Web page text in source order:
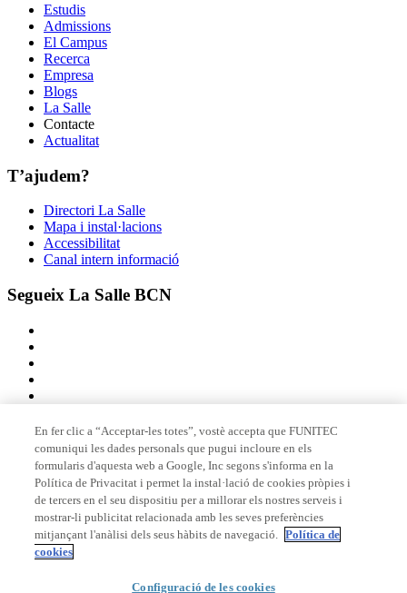
Estudis
Admissions
El Campus
Recerca
Empresa
Blogs
La Salle
Contacte
Actualitat
T’ajudem?
Directori La Salle
Mapa i instal·lacions
Accessibilitat
Canal intern informació
Segueix La Salle BCN
Membre de
Acreditacions
© 2026 La Salle Campus Barcelona - URL |Avís legal
En fer clic a “Acceptar-les totes”, vostè accepta que FUNITEC
comuniqui les dades personals que pugui incloure en els
formularis d'aquesta web a Google, Inc segons s'informa en la
Política de Privacitat i permet la instal·lació de cookies pròpies i
de tercers en el seu dispositiu per a millorar els nostres serveis i
mostrar-li publicitat relacionada amb les seves preferències
mitjançant l'anàlisi dels seus hàbits de navegació. Política de
cookies
Configuració de les cookies